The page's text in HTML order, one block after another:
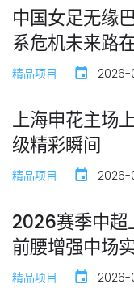
中国女足无缘
系危机未来路
精品项目 2026-
上海申花主场
级精彩瞬间
精品项目 2026-
2026赛季中超
前腰增强中场
精品项目 2026-